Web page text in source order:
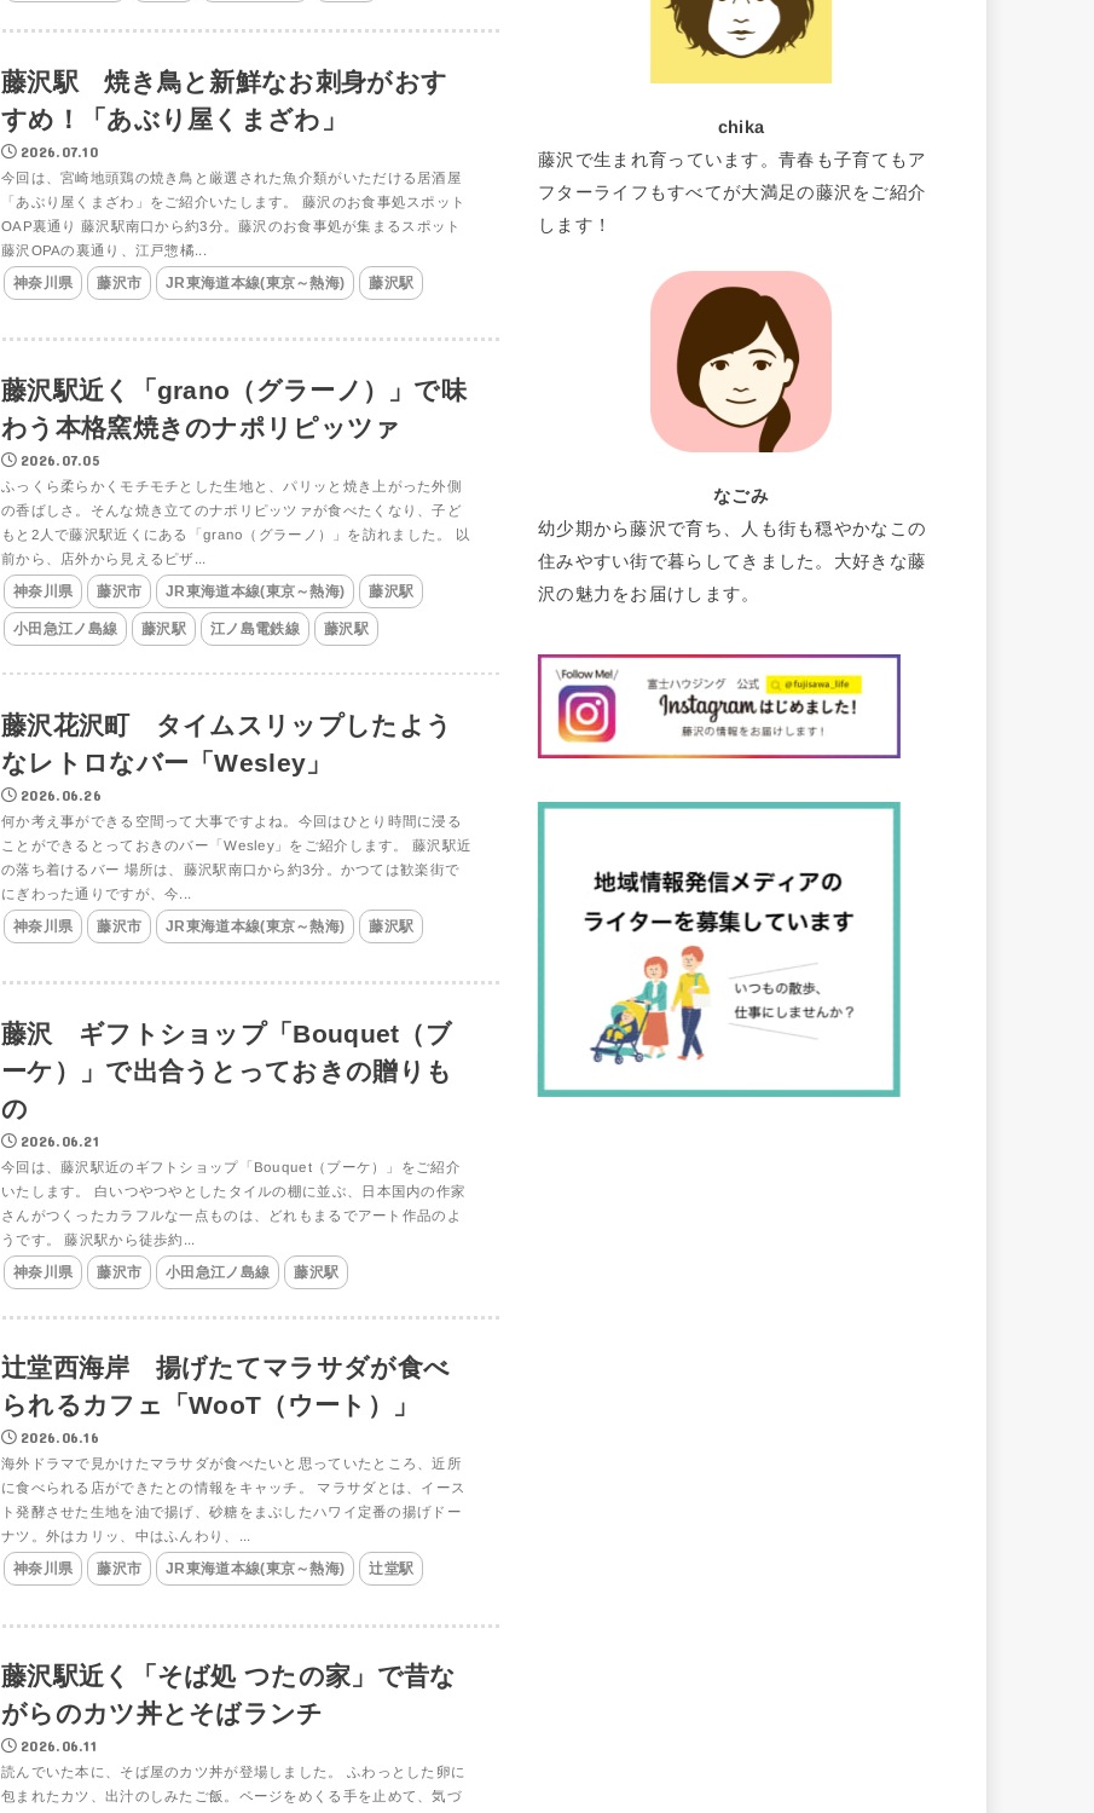
藤沢駅 焼き鳥と新鮮なお刺身がおす
すめ！「あぶり屋くまざわ」
2026.07.10
今回は、宮崎地頭鶏の焼き鳥と厳選された魚介類がいただける居酒屋
「あぶり屋くまざわ」をご紹介いたします。 藤沢のお食事処スポット
OAP裏通り 藤沢駅南口から約3分。藤沢のお食事処が集まるスポット
藤沢OPAの裏通り、江戸惣橘...
神奈川県 藤沢市 JR東海道本線(東京～熱海) 藤沢駅
藤沢駅近く「grano（グラーノ）」で味
わう本格窯焼きのナポリピッツァ
2026.07.05
ふっくら柔らかくモチモチとした生地と、パリッと焼き上がった外側
の香ばしさ。そんな焼き立てのナポリピッツァが食べたくなり、子ど
もと2人で藤沢駅近くにある「grano（グラーノ）」を訪れました。 以
前から、店外から見えるピザ...
神奈川県 藤沢市 JR東海道本線(東京～熱海) 藤沢駅
小田急江ノ島線 藤沢駅 江ノ島電鉄線 藤沢駅
藤沢花沢町 タイムスリップしたよう
なレトロなバー「Wesley」
2026.06.26
何か考え事ができる空間って大事ですよね。今回はひとり時間に浸る
ことができるとっておきのバー「Wesley」をご紹介します。 藤沢駅近
の落ち着けるバー 場所は、藤沢駅南口から約3分。かつては歓楽街で
にぎわった通りですが、今...
神奈川県 藤沢市 JR東海道本線(東京～熱海) 藤沢駅
藤沢 ギフトショップ「Bouquet（ブ
ーケ）」で出合うとっておきの贈りも
の
2026.06.21
今回は、藤沢駅近のギフトショップ「Bouquet（ブーケ）」をご紹介
いたします。 白いつやつやとしたタイルの棚に並ぶ、日本国内の作家
さんがつくったカラフルな一点ものは、どれもまるでアート作品のよ
うです。 藤沢駅から徒歩約...
神奈川県 藤沢市 小田急江ノ島線 藤沢駅
辻堂西海岸 揚げたてマラサダが食べ
られるカフェ「WooT（ウート）」
2026.06.16
海外ドラマで見かけたマラサダが食べたいと思っていたところ、近所
に食べられる店ができたとの情報をキャッチ。 マラサダとは、イース
ト発酵させた生地を油で揚げ、砂糖をまぶしたハワイ定番の揚げドー
ナツ。外はカリッ、中はふんわり、...
神奈川県 藤沢市 JR東海道本線(東京～熱海) 辻堂駅
藤沢駅近く「そば処 つたの家」で昔な
がらのカツ丼とそばランチ
2026.06.11
読んでいた本に、そば屋のカツ丼が登場しました。 ふわっとした卵に
包まれたカツ、出汁のしみたご飯。ページをめくる手を止めて、気づ
chika
藤沢で生まれ育っています。青春も子育てもア
フターライフもすべてが大満足の藤沢をご紹介
します！
なごみ
幼少期から藤沢で育ち、人も街も穏やかなこの
住みやすい街で暮らしてきました。大好きな藤
沢の魅力をお届けします。